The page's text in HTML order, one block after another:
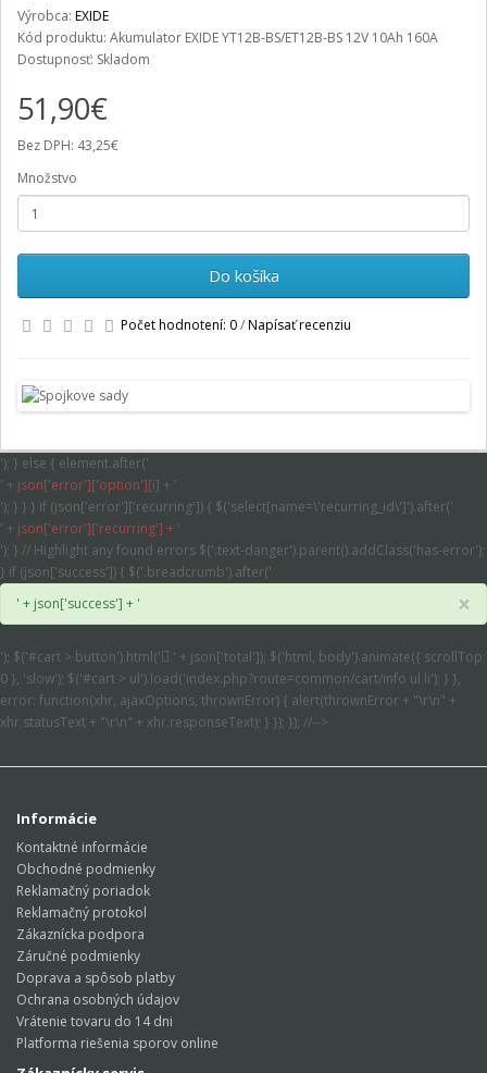
Výrobca: EXIDE
Kód produktu: Akumulator EXIDE YT12B-BS/ET12B-BS 12V 10Ah 160A
Dostupnosť: Skladom
51,90€
Bez DPH: 43,25€
Množstvo
Do košíka
Počet hodnotení: 0/Napísať recenziu
'); } else { element.after('
' + json['error']['option'][i] + '
'); } } } if (json['error']['recurring']) { $('select[name=\'recurring_id\']').after('
' + json['error']['recurring'] + '
'); } // Highlight any found errors $('.text-danger').parent().addClass('has-error');
} if (json['success']) { $('.breadcrumb').after('
' + json['success'] + '
×
'); $('#cart > button').html('
' + json['total']); $('html, body').animate({ scrollTop:
0 }, 'slow'); $('#cart > ul').load('index.php?route=common/cart/info ul li'); } },
error: function(xhr, ajaxOptions, thrownError) { alert(thrownError + "\r\n" +
xhr.statusText + "\r\n" + xhr.responseText); } }); }); //-->
Informácie
Kontaktné informácie
Obchodné podmienky
Reklamačný poriadok
Reklamačný protokol
Zákaznícka podpora
Záručné podmienky
Doprava a spôsob platby
Ochrana osobných údajov
Vrátenie tovaru do 14 dni
Platforma riešenia sporov online